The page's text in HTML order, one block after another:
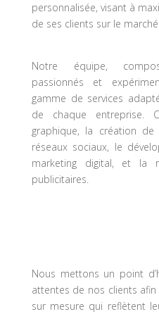
personnalisée, visant à
de ses clients sur le marché.
Notre équipe,
passionnés et
gamme de services
de chaque entreprise.
graphique, la création
réseaux sociaux, le
marketing digital, et la
publicitaires.
Nous mettons un point
attentes de nos clients
sur mesure qui reflètent